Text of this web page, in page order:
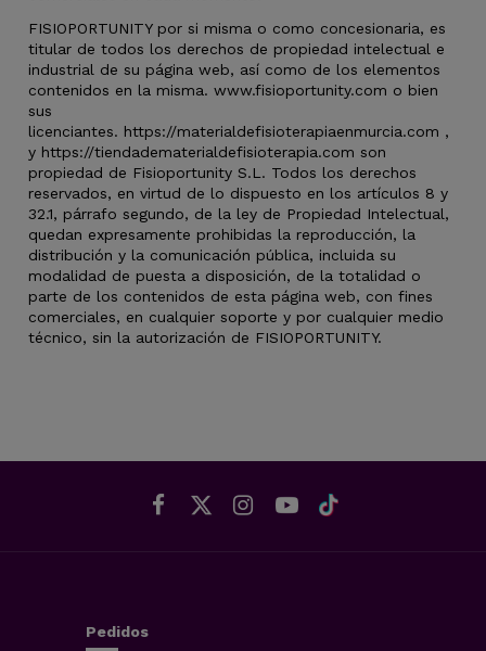
FISIOPORTUNITY por si misma o como concesionaria, es
titular de todos los derechos de propiedad intelectual e
industrial de su página web, así como de los elementos
contenidos en la misma. www.fisioportunity.com o bien
sus
licenciantes. https://materialdefisioterapiaenmurcia.com ,
y https://tiendadematerialdefisioterapia.com son
propiedad de Fisioportunity S.L. Todos los derechos
reservados, en virtud de lo dispuesto en los artículos 8 y
32.1, párrafo segundo, de la ley de Propiedad Intelectual,
quedan expresamente prohibidas la reproducción, la
distribución y la comunicación pública, incluida su
modalidad de puesta a disposición, de la totalidad o
parte de los contenidos de esta página web, con fines
comerciales, en cualquier soporte y por cualquier medio
técnico, sin la autorización de FISIOPORTUNITY.
Pedidos